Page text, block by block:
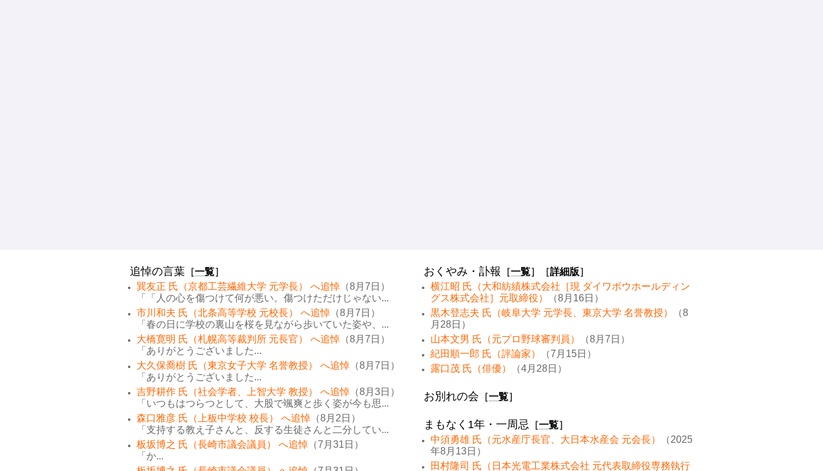
追悼の言葉 ［一覧］
巽友正 氏（京都工芸繊維大学 元学長） へ追悼 （8月7日）
「「人の心を傷つけて何が悪い。傷つけただけじゃない...
市川和夫 氏（北条高等学校 元校長） へ追悼 （8月7日）
「春の日に学校の裏山を桜を見ながら歩いていた姿や、...
大橋寛明 氏（札幌高等裁判所 元長官） へ追悼 （8月7日）
「ありがとうございました...
大久保喬樹 氏（東京女子大学 名誉教授） へ追悼 （8月7日）
「ありがとうございました...
吉野耕作 氏（社会学者、上智大学 教授） へ追悼 （8月3日）
「いつもはつらつとして、大股で颯爽と歩く姿が今も思...
森口雅彦 氏（上板中学校 校長） へ追悼 （8月2日）
「支持する教え子さんと、反する生徒さんと二分してい...
板坂博之 氏（長崎市議会議員） へ追悼 （7月31日）
「か...
おくやみ・訃報 ［一覧］［詳細版］
横江昭 氏（大和紡績株式会社［現 ダイワボウホールディン
グス株式会社］元取締役）
（8月16日）
黒木登志夫 氏（岐阜大学 元学長、東京大学 名誉教授）
（8
月28日）
山本文男 氏（元プロ野球審判員）
（8月7日）
紀田順一郎 氏（評論家）
（7月15日）
露口茂 氏（俳優）
（4月28日）
お別れの会 ［一覧］
まもなく1年・一周忌 ［一覧］
中須勇雄 氏（元水産庁長官、大日本水産会 元会長）
（2025
年8月13日）
田村隆司 氏（日本光電工業株式会社 元代表取締役専務執行